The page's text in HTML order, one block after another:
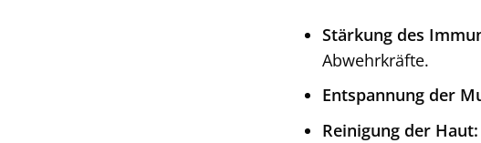
Stärkung des
Abwehrkräfte.
Entspannung der
Reinigung der Haut: